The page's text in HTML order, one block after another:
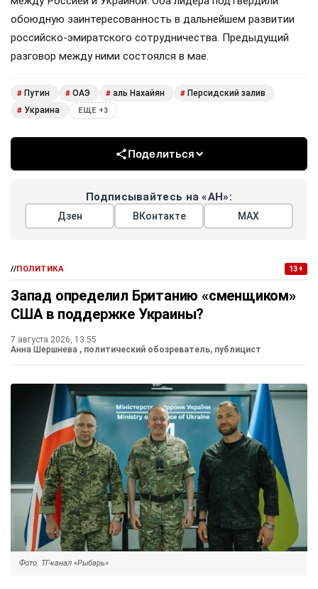
обоюдную заинтересованность в дальнейшем развитии
российско-эмиратского сотрудничества. Предыдущий
разговор между ними состоялся в мае.
# Путин # ОАЭ # аль Нахайян # Персидский залив
# Украина ЕЩЕ +3
Поделиться
Подписывайтесь на «АН»:
Дзен ВКонтакте МАХ
//ПОЛИТИКА 13+
Запад определил Британию «сменщиком»
США в поддержке Украины?
7 августа 2026, 13:55
Анна Шершнева , политический обозреватель, публицист
Фото: ТГ-канал «Рыбарь»